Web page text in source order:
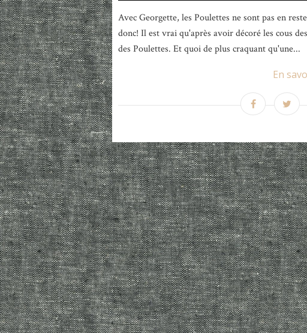
Avec Georgette, les Poulettes ne sont pas en
donc! Il est vrai qu'après avoir décoré les cous
des Poulettes. Et quoi de plus craquant qu'une...
En